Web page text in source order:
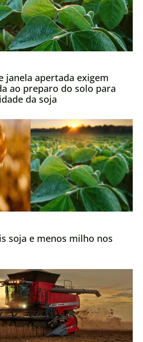
janela apertada exigem
ao preparo do solo para
da soja
soja e menos milho nos